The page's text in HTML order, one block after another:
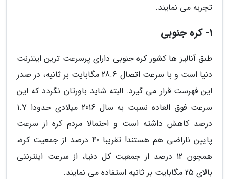
تجربه می نمایند.
1- کره جنوبی
طبق آنالیز ها کشور کره جنوبی دارای پرسرعت ترین اینترنت
دنیا است و با سرعت اتصال 28.6 مگابایت بر ثانیه، در صدر
این فهرست قرار می گیرد. البته شاید باورتان نگردد که این
سرعت فوق العاده نسبت به سال 2016 میلادی حدودا 1.7
درصد کاهش داشته است و احتمالا مردم کره از سرعت
پایین ناراضی هم هستند! تقریبا 40 درصد از جمعیت کره،
همچون 12 درصد از جمعیت کل دنیا، از سرعت اینترنتی
بالای 25 مگابایت بر ثانیه استفاده می نمایند.